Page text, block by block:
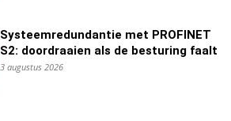
Systeemredundantie met PROFINET
S2: doordraaien als de besturing faalt
3 augustus 2026